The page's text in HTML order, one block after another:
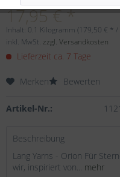
17,95 € *
Inhalt: 0.1 Kilogramm (179,50 € *
inkl. MwSt. zzgl. Versandkosten
Lieferzeit ca. 7 Tage
Merken Bewerten
Artikel-Nr.:
Beschreibung
Lang Yarns - Orion Für
wir, inspiriert von... mehr